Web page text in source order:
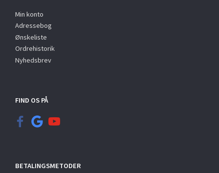
Min konto
Adressebog
Ønskeliste
Ordrehistorik
Nyhedsbrev
FIND OS PÅ
BETALINGSMETODER